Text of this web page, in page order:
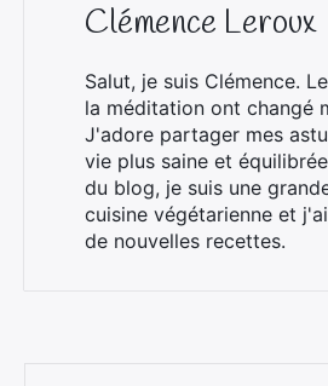
Clémence Leroux
Salut, je suis Clémence.
la méditation ont changé
J'adore partager mes
vie plus saine et
du blog, je suis une
cuisine végétarienne et
de nouvelles recettes.